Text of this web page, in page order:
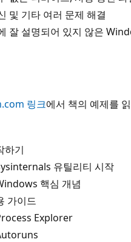
및 기타 여러 문제 해결
잘 설명되어 있지 않은
링크에서 책의 예제를
하기
유틸리티 시작
핵심 개념
가이드
Explorer